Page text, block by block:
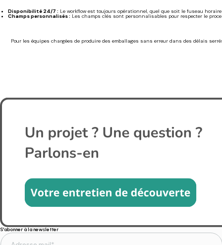
Disponibilité 24/7 : Le workflow est toujours opérationnel, quel que soit le fuseau
Champs personnalisés : Les champs clés sont personnalisables pour respecter le
Pour les équipes chargées de produire des emballages sans erreur dans des délais
S'abonner à la newsletter